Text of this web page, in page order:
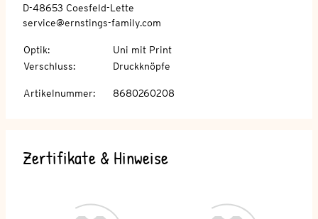
D-48653 Coesfeld-Lette
service@ernstings-family.com
Optik:
Uni mit Print
Verschluss: Druckknöpfe
Artikelnummer: 8680260208
Zertifikate & Hinweise